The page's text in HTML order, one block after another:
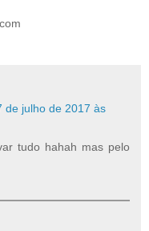
de julho de 2017 às
tudo hahah mas pelo